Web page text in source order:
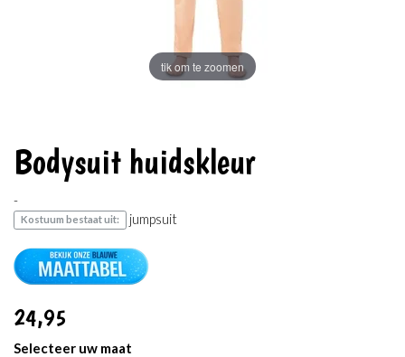
tik om te zoomen
Bodysuit huidskleur
-
Kostuum bestaat uit: jumpsuit
24,95
Selecteer uw maat